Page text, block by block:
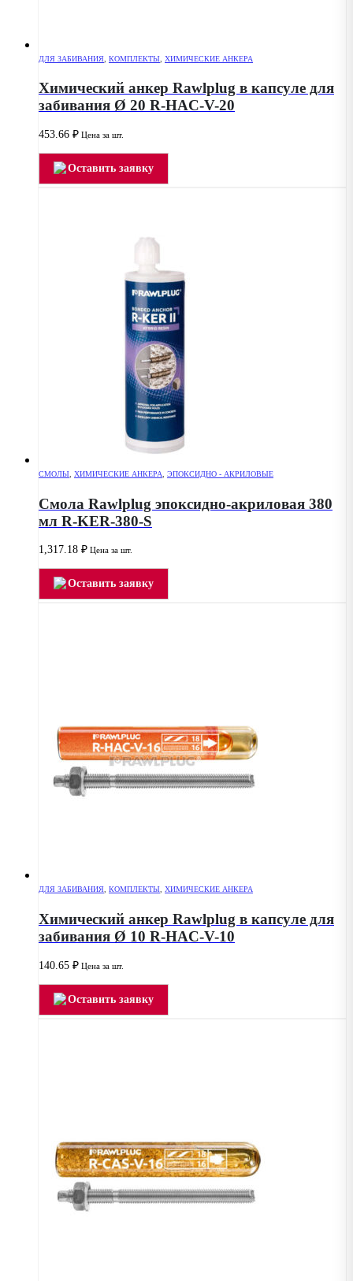
ДЛЯ ЗАБИВАНИЯ КОМПЛЕКТЫ ХИМИЧЕСКИЕ АНКЕРА
Химический анкер Rawlplug в капсуле для
забивания Ø 20 R-HAC-V-20
453.66 ₽ Цена за шт.
Оставить заявку
СМОЛЫ ХИМИЧЕСКИЕ АНКЕРА ЭПОКСИДНО - АКРИЛОВЫЕ
Смола Rawlplug эпоксидно-акриловая 380
мл R-KER-380-S
1,317.18 ₽ Цена за шт.
Оставить заявку
ДЛЯ ЗАБИВАНИЯ, КОМПЛЕКТЫ, ХИМИЧЕСКИЕ АНКЕРА
Химический анкер Rawlplug в капсуле для
забивания Ø 10 R-HAC-V-10
140.65 ₽ Цена за шт.
Оставить заявку